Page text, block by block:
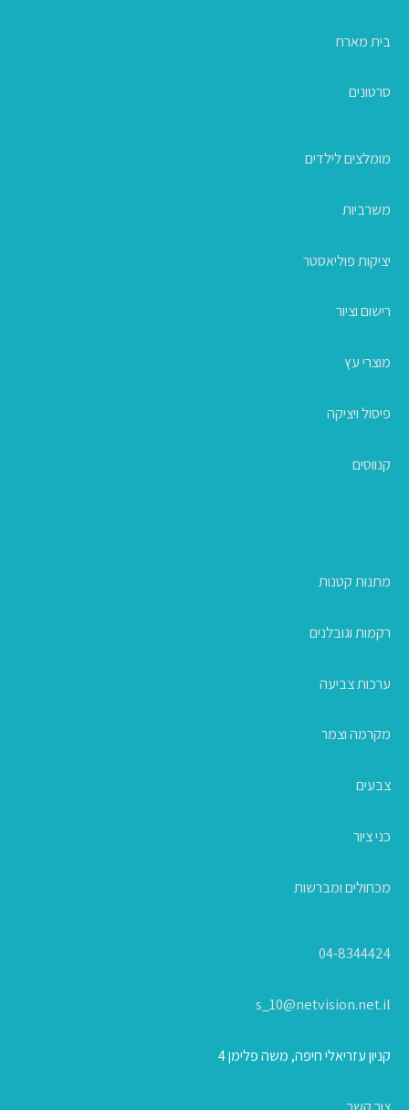
בית מארח
סרטונים
מומלצים לילדים
משרביות
יציקות פוליאסטר
רישום וציור
מוצרי עץ
פיסול ויציקה
קנווסים
מתנות קטנות
רקמות וגובלנים
ערכות צביעה
מקרמה וצמר
צבעים
כני ציור
מכחולים ומברשות
04-8344424
s_10@netvision.net.il
קניון עזריאלי חיפה, משה פלימן 4